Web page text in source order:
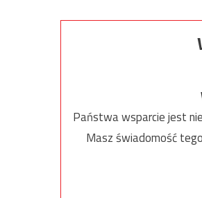
Państwa wsparcie jest
Masz świadomość